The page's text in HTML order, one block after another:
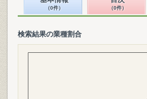
（0件） （0件）
検索結果の業種割合